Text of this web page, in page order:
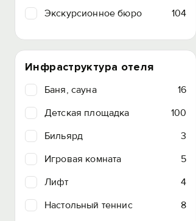
Экскурсионное бюро
104
Инфраструктура отеля
Баня, сауна
16
Детская площадка
100
Бильярд
3
Игровая комната
5
Лифт
4
Настольный теннис
8